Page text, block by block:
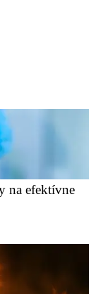
na efektívne